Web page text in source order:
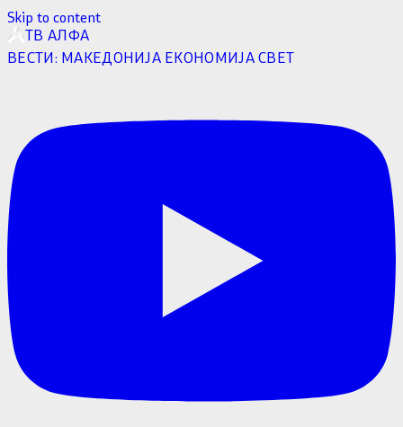
Skip to content
ТВ АЛФА
ВЕСТИ: МАКЕДОНИЈА ЕКОНОМИЈАСВЕТ